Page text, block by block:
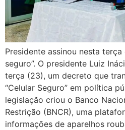
Presidente assinou nesta
seguro”. O presidente Luiz
terça (23), um decreto que
“Celular Seguro” em política
legislação criou o Banco
Restrição (BNCR), uma
informações de aparelhos